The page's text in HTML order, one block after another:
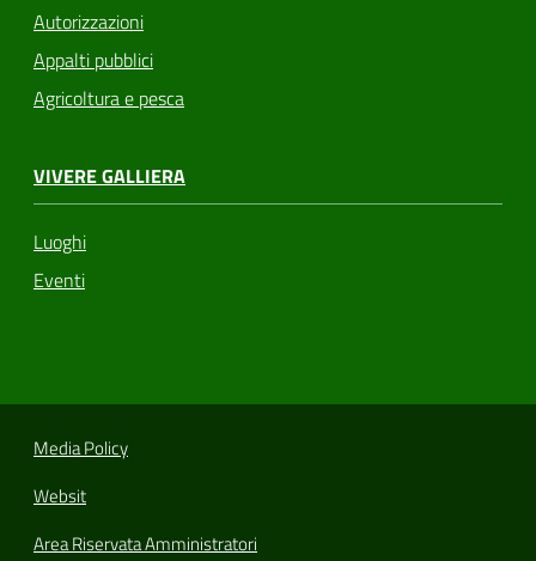
Autorizzazioni
Appalti pubblici
Agricoltura e pesca
VIVERE GALLIERA
Luoghi
Eventi
Media Policy
Websit
Area Riservata Amministratori